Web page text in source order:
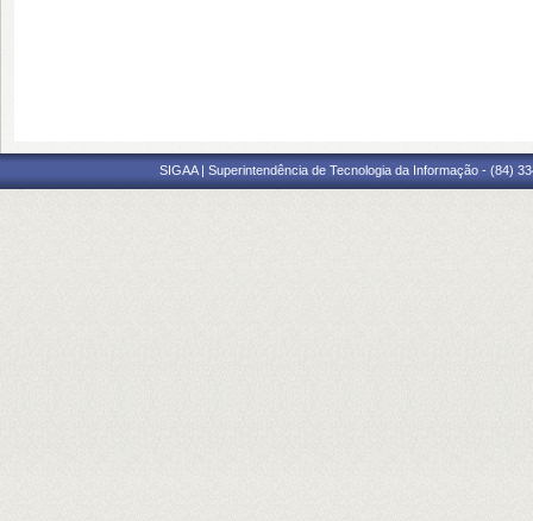
SIGAA | Superintendência de Tecnologia da Informação - (84)